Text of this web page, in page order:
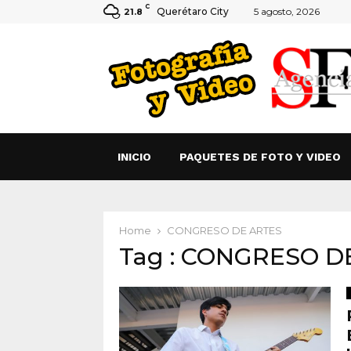
21.8 C Querétaro City 5 agosto, 2026
INICIO PAQUETES DE FOTO Y VIDEO
Home CONGRESO DE ARTES
Tag : CONGRESO